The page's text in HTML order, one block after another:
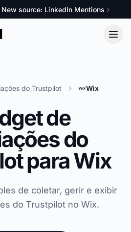
source: LinkedIn Mentions
do Trustpilot Wix
de
do
para Wix
de coletar, gerir e exibir
do Trustpilot no Wix.